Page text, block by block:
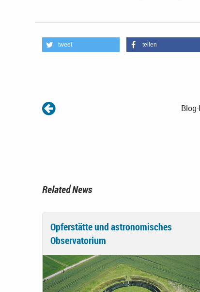
tweet teilen
Related News
Opferstätte und astronomisches
Observatorium